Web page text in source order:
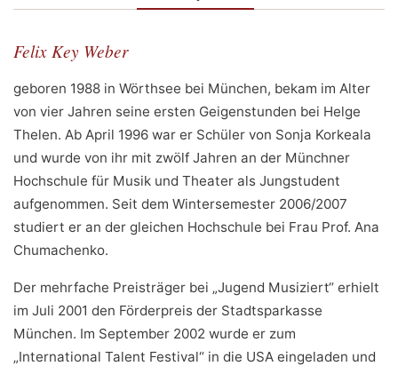
Felix Key Weber
geboren 1988 in Wörthsee bei München, bekam im Alter
von vier Jahren seine ersten Geigenstunden bei Helge
Thelen. Ab April 1996 war er Schüler von Sonja Korkeala
und wurde von ihr mit zwölf Jahren an der Münchner
Hochschule für Musik und Theater als Jungstudent
aufgenommen. Seit dem Wintersemester 2006/2007
studiert er an der gleichen Hochschule bei Frau Prof. Ana
Chumachenko.
Der mehrfache Preisträger bei „Jugend Musiziert“ erhielt
im Juli 2001 den Förderpreis der Stadtsparkasse
München. Im September 2002 wurde er zum
„International Talent Festival“ in die USA eingeladen und